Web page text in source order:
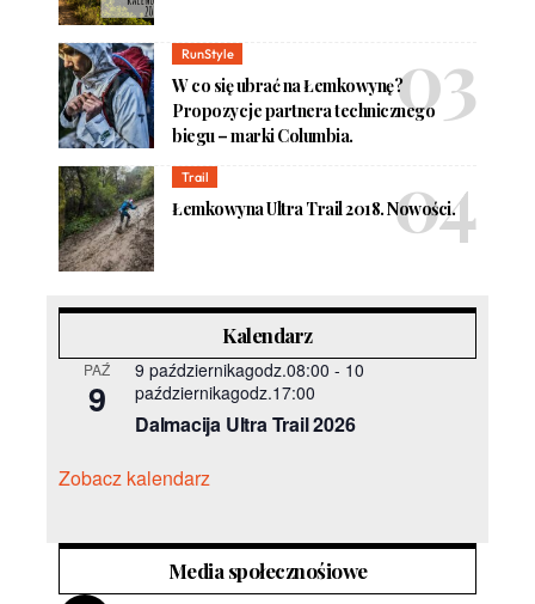
RunStyle
W co się ubrać na Łemkowynę?
Propozycje partnera technicznego
biegu – marki Columbia.
Trail
Łemkowyna Ultra Trail 2018. Nowości.
Kalendarz
PAŹ
9
9 październikagodz.08:00 - 10
październikagodz.17:00
Dalmacija Ultra Trail 2026
Zobacz kalendarz
Media społecznośiowe